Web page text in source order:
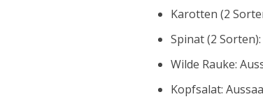
Karotten (2
Spinat (2
Wilde Rauke:
Kopfsalat: